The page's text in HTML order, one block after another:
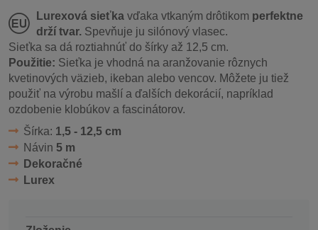
Lurexová sieťka vďaka vtkaným drôtikom perfektne
drží tvar. Spevňuje ju silónový vlasec.
Sieťka sa dá roztiahnúť do šírky až 12,5 cm.
Použitie: Sieťka je vhodná na aranžovanie rôznych
kvetinových väzieb, ikeban alebo vencov. Môžete ju tiež
použiť na výrobu mašlí a ďalších dekorácií, napríklad
ozdobenie klobúkov a fascinátorov.
Šírka: 1,5 - 12,5 cm
Návin 5 m
Dekoračné
Lurex